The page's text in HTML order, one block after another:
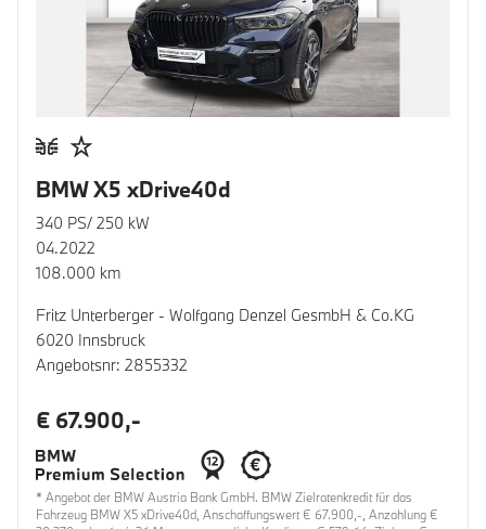
BMW X5 xDrive40d
340 PS/ 250 kW
04.2022
108.000 km
Fritz Unterberger - Wolfgang Denzel GesmbH & Co.KG
6020 Innsbruck
Angebotsnr: 2855332
€ 67.900,-
* Angebot der BMW Austria Bank GmbH. BMW Zielratenkredit für das
Fahrzeug BMW X5 xDrive40d, Anschaffungswert € 67.900,-, Anzahlung €